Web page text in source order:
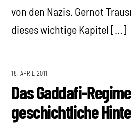
von den Nazis. Gernot
dieses wichtige Kapitel […]
18. APRIL 2011
Das Gaddafi-
geschichtliche